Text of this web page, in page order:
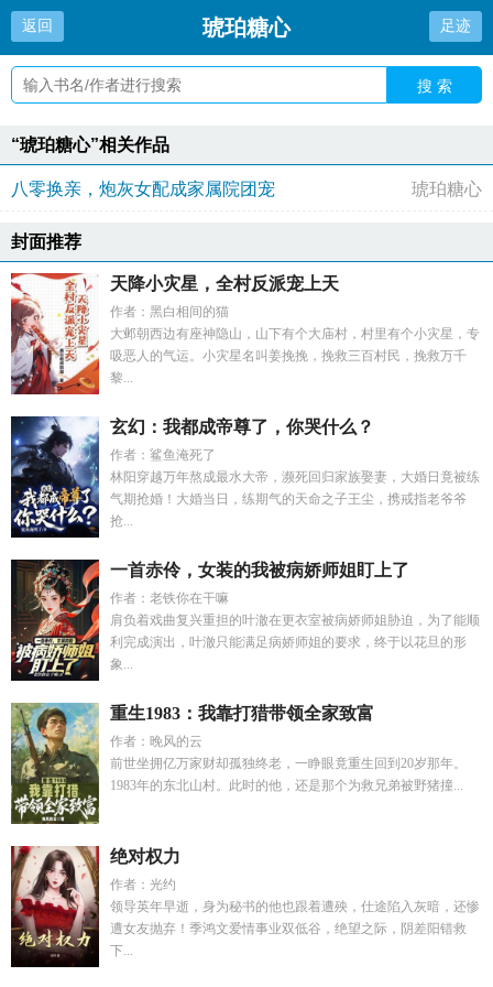
返回 琥珀糖心 足迹
搜 索
“琥珀糖心”相关作品
八零换亲，炮灰女配成家属院团宠 琥珀糖心
封面推荐
天降小灾星，全村反派宠上天
作者：黑白相间的猫
大邺朝西边有座神隐山，山下有个大庙村，村里有个小灾星，专
吸恶人的气运。小灾星名叫姜挽挽，挽救三百村民，挽救万千
黎...
玄幻：我都成帝尊了，你哭什么？
作者：鲨鱼淹死了
林阳穿越万年熬成最水大帝，濒死回归家族娶妻，大婚日竟被练
气期抢婚！大婚当日，练期气的天命之子王尘，携戒指老爷爷
抢...
一首赤伶，女装的我被病娇师姐盯上了
作者：老铁你在干嘛
肩负着戏曲复兴重担的叶澈在更衣室被病娇师姐胁迫，为了能顺
利完成演出，叶澈只能满足病娇师姐的要求，终于以花旦的形
象...
重生1983：我靠打猎带领全家致富
作者：晚风的云
前世坐拥亿万家财却孤独终老，一睁眼竟重生回到20岁那年。
1983年的东北山村。此时的他，还是那个为救兄弟被野猪撞...
绝对权力
作者：光约
领导英年早逝，身为秘书的他也跟着遭殃，仕途陷入灰暗，还惨
遭女友抛弃！季鸿文爱情事业双低谷，绝望之际，阴差阳错救
下...